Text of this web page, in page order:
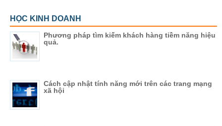
HỌC KINH DOANH
Phương pháp tìm kiếm khách hàng tiềm năng hiệu
quả.
Cách cập nhật tính năng mới trên các trang mạng
xã hội